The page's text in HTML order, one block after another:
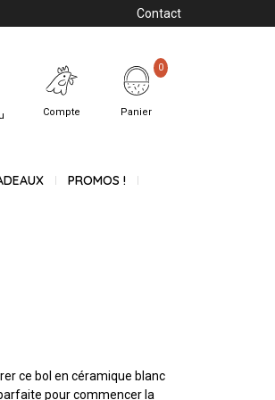
Contact
Compte Panier
0
PROMOS !
ce bol en céramique blanc
pour commencer la